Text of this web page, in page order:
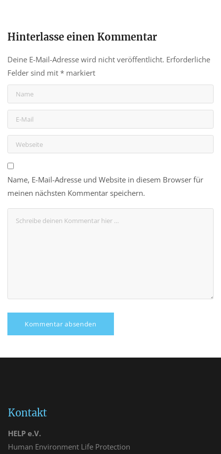
Hinterlasse einen Kommentar
Deine E-Mail-Adresse wird nicht veröffentlicht. Erforderliche
Felder sind mit * markiert
Name, E-Mail-Adresse und Website in diesem Browser für
meinen nächsten Kommentar speichern.
Kontakt
HELP e.V.
Human Environment Life Protection